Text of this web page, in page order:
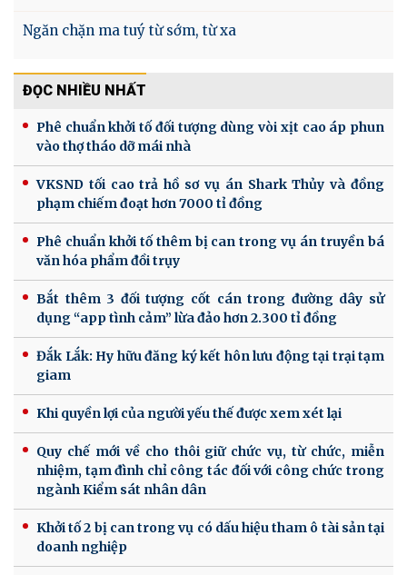
Ngăn chặn ma tuý từ sớm, từ xa
ĐỌC NHIỀU NHẤT
Phê chuẩn khởi tố đối tượng dùng vòi xịt cao áp phun
vào thợ tháo dỡ mái nhà
VKSND tối cao trả hồ sơ vụ án Shark Thủy và đồng
phạm chiếm đoạt hơn 7000 tỉ đồng
Phê chuẩn khởi tố thêm bị can trong vụ án truyền bá
văn hóa phẩm đồi trụy
Bắt thêm 3 đối tượng cốt cán trong đường dây sử
dụng “app tình cảm” lừa đảo hơn 2.300 tỉ đồng
Đắk Lắk: Hy hữu đăng ký kết hôn lưu động tại trại tạm
giam
Khi quyền lợi của người yếu thế được xem xét lại
Quy chế mới về cho thôi giữ chức vụ, từ chức, miễn
nhiệm, tạm đình chỉ công tác đối với công chức trong
ngành Kiểm sát nhân dân
Khởi tố 2 bị can trong vụ có dấu hiệu tham ô tài sản tại
doanh nghiệp